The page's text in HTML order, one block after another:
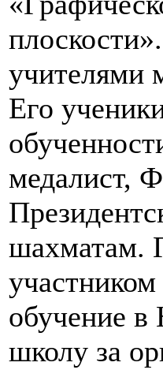
учителями
Его
медалист,
шахматам.
обучение
школу за